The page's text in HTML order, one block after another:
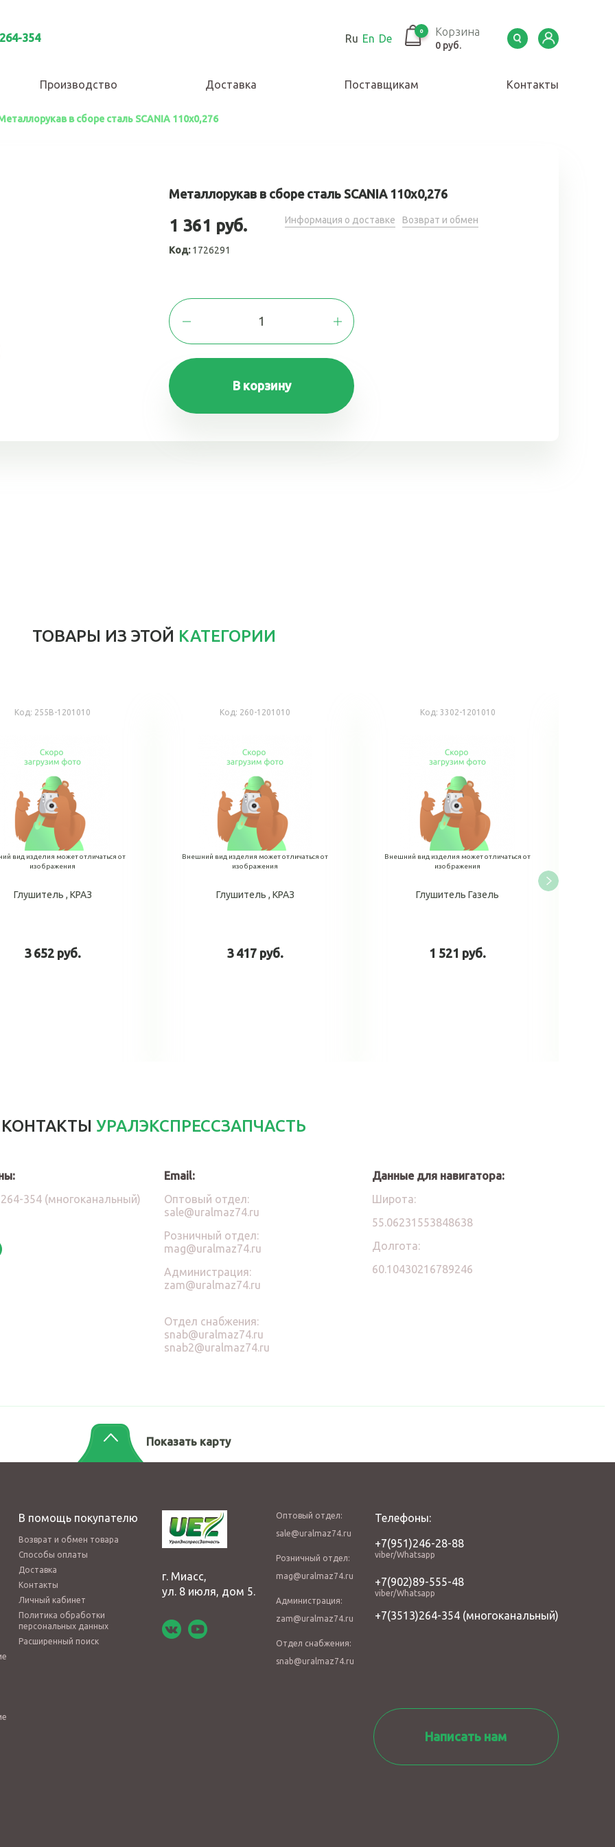
354 Ru En De
0 Корзина
0 руб.
Производство Доставка Поставщикам Контакты
в сборе сталь SCANIA 110х0,276
Металлорукав в сборе сталь SCANIA 110х0,276
1 361 руб.
Код:1726291
Информация о доставке Возврат и обмен
В корзину
ТОВАРЫ ИЗ ЭТОЙ КАТЕГОРИИ
Код: 255В-1201010
вид изделия может отличаться от
изображения
Глушитель , КРАЗ
3 652 руб.
Код: 260-1201010
Внешний вид изделия может отличаться от
изображения
Глушитель , КРАЗ
3 417 руб.
Код: 3302-1201010
Внешний вид изделия может отличаться от
изображения
Глушитель Газель
1 521 руб.
КОНТАКТЫ УРАЛЭКСПРЕССЗАПЧАСТЬ
354 (многоканальный)
Email:
Оптовый отдел:
sale@uralmaz74.ru
Розничный отдел:
mag@uralmaz74.ru
Администрация:
zam@uralmaz74.ru
Отдел снабжения:
snab@uralmaz74.ru
snab2@uralmaz74.ru
Данные для навигатора:
Широта:
55.06231553848638
Долгота:
60.10430216789246
Показать карту
В помощь покупателю
Возврат и обмен товара
Способы оплаты
Доставка
Контакты
Личный кабинет
Политика обработки
персональных данных
Расширенный поиск
г. Миасс,
ул. 8 июля, дом 5.
Оптовый отдел:
sale@uralmaz74.ru
Розничный отдел:
mag@uralmaz74.ru
Администрация:
zam@uralmaz74.ru
Отдел снабжения:
snab@uralmaz74.ru
Телефоны:
+7(951)246-28-88
viber/Whatsapp
+7(902)89-555-48
viber/Whatsapp
+7(3513)264-354(многоканальный)
Написать нам